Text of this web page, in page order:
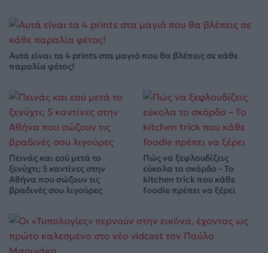
Αυτά είναι τα 4 prints στα μαγιό που θα βλέπεις σε κάθε
παραλία φέτος!
Πεινάς και εσύ μετά το
ξενύχτι; 5 καντίνες στην
Αθήνα που σώζουν τις
βραδινές σου λιγούρες
Πώς να ξεφλουδίζεις
εύκολα το σκόρδο – Το
kitchen trick που κάθε
foodie πρέπει να ξέρει